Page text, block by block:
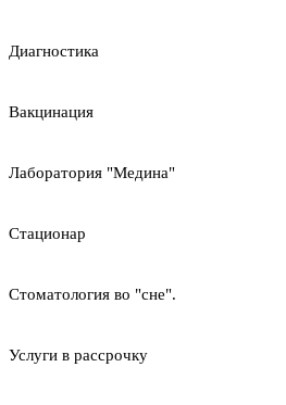
Диагностика
Вакцинация
Лаборатория "Медина"
Стационар
Стоматология во "сне".
Услуги в рассрочку